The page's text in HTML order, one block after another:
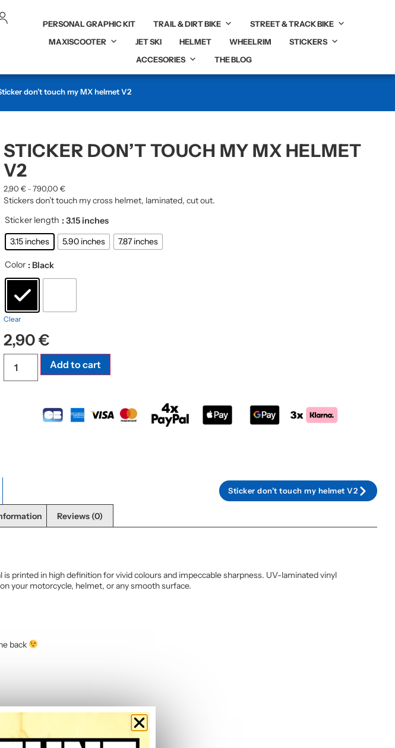
PERSONAL GRAPHIC KIT TRAIL & DIRT BIKE
STREET & TRACK BIKE
MAXISCOOTER
JET SKI HELMET WHEELRIM
STICKERS
ACCESORIES
THE BLOG
don’t touch my MX helmet V2
STICKER DON’T TOUCH MY MX HELMET
V2
2,90 € – 790,00 €
Stickers don’t touch my cross helmet, laminated, cut out.
Sticker length : 3.15 inches
3.15 inches
5.90 inches 7.87 inches
Color : Black
Clear
2,90€
Add to cart
Sticker don’t touch my helmet V2
Reviews (0)
printed in high definition for vivid colours and impeccable sharpness. UV-laminated vinyl
your motorcycle, helmet, or any smooth surface.
back